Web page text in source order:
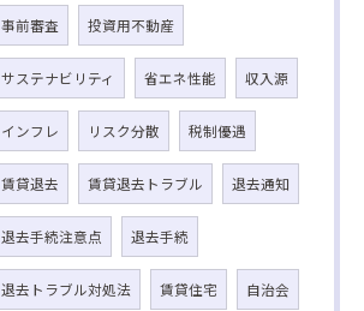
事前審査 投資用不動産
サステナビリティ 省エネ性能 収入源
インフレ リスク分散 税制優遇
賃貸退去 賃貸退去トラブル 退去通知
退去手続注意点 退去手続
退去トラブル対処法 賃貸住宅 自治会